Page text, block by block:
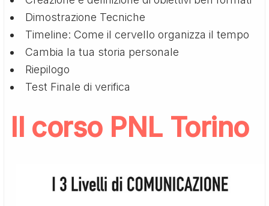
Dimostrazione Tecniche
Timeline: Come il cervello organizza il tempo
Cambia la tua storia personale
Riepilogo
Test Finale di verifica
Il corso PNL Torino